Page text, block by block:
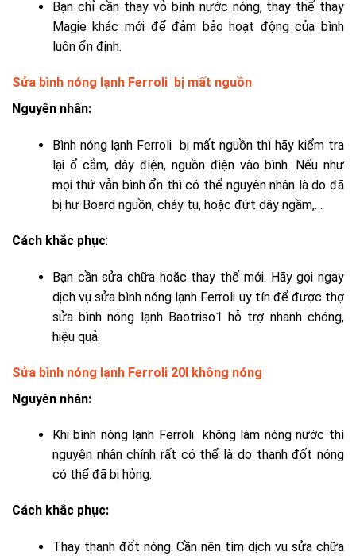
Bạn chỉ cần thay vỏ bình nước nóng, thay thế thay
Magie khác mới để đảm bảo hoạt động của bình
luôn ổn định.
Sửa bình nóng lạnh Ferroli bị mất nguồn
Nguyên nhân:
Bình nóng lạnh Ferroli bị mất nguồn thì hãy kiểm tra
lại ổ cắm, dây điện, nguồn điện vào bình. Nếu như
mọi thứ vẫn bình ổn thì có thể nguyên nhân là do đã
bị hư Board nguồn, cháy tụ, hoặc đứt dây ngầm,…
Cách khắc phục:
Bạn cần sửa chữa hoặc thay thế mới. Hãy gọi ngay
dịch vụ sửa bình nóng lạnh Ferroli uy tín để được thợ
sửa bình nóng lạnh Baotriso1 hỗ trợ nhanh chóng,
hiệu quả.
Sửa bình nóng lạnh Ferroli 20l không nóng
Nguyên nhân:
Khi bình nóng lạnh Ferroli không làm nóng nước thì
nguyên nhân chính rất có thể là do thanh đốt nóng
có thể đã bị hỏng.
Cách khắc phục:
Thay thanh đốt nóng. Cần nên tìmdịch vụ sửa chữa